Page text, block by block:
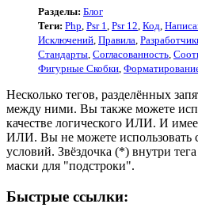
Разделы: Блог
Теги: Php, Psr 1, Psr 12, Код,
Исключений, Правила,
Стандарты, Согласованность,
Фигурные Скобки,
Несколько тегов, разделённых
между ними. Вы также можете
качестве логического ИЛИ. И
ИЛИ. Вы не можете использовать
условий. Звёздочка (*) внутри тега
маски для "подстроки".
Быстрые ссылки: